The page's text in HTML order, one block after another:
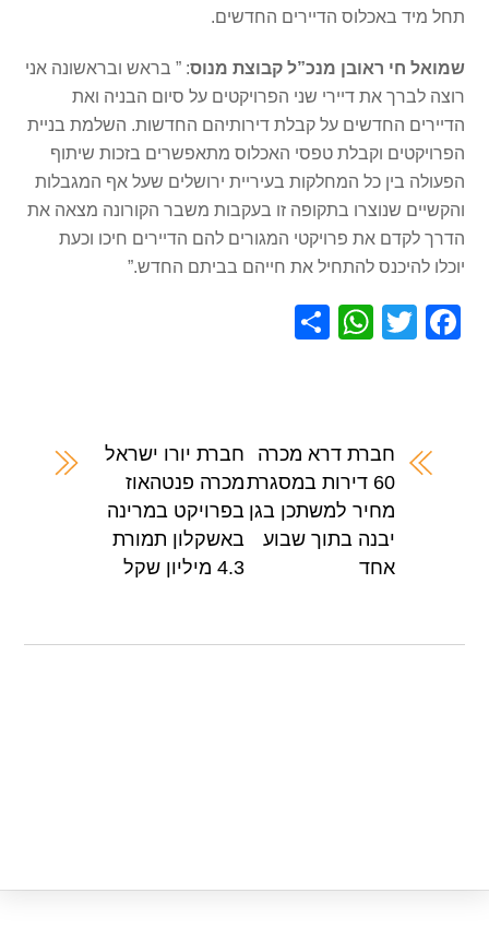
תחל מיד באכלוס הדיירים החדשים.
שמואל חי ראובן מנכ”ל קבוצת מנוס: ” בראש ובראשונה אני
רוצה לברך את דיירי שני הפרויקטים על סיום הבניה ואת
הדיירים החדשים על קבלת דירותיהם החדשות. השלמת בניית
הפרויקטים וקבלת טפסי האכלוס מתאפשרים בזכות שיתוף
הפעולה בין כל המחלקות בעיריית ירושלים שעל אף המגבלות
והקשיים שנוצרו בתקופה זו בעקבות משבר הקורונה מצאה את
הדרך לקדם את פרויקטי המגורים להם הדיירים חיכו וכעת
יוכלו להיכנס להתחיל את חייהם בביתם החדש.”
F
b
T
W
A
p
p
חברת דרא מכרה
60 דירות במסגרת
מחיר למשתכן בגן
יבנה בתוך שבוע
אחד
חברת יורו ישראל
מכרה פנטהאוז
בפרויקט במרינה
באשקלון תמורת
4.3 מיליון שקל